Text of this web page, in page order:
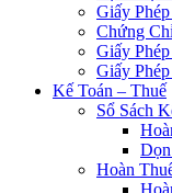
Giấy
Chứng
Giấy
Giấy
Kế Toán – Thuế
Sổ Sách
Hoàn